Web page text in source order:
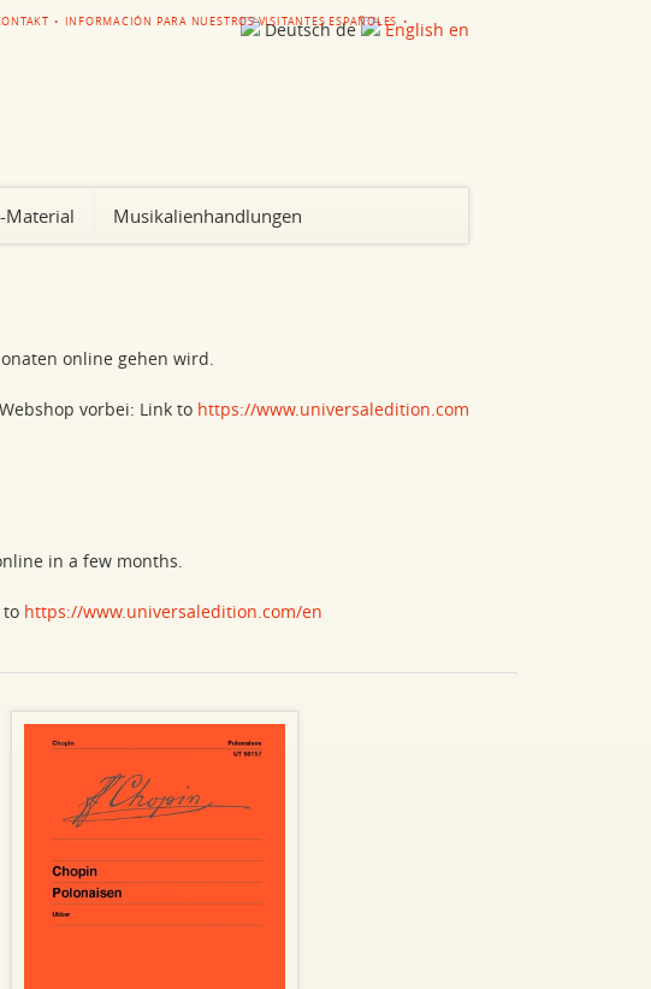
INFORMACIÓN PARA NUESTROS VISITANTES ESPAÑOLES
Deutschde English en
überspringen
Material Musikalienhandlungen
online gehen wird.
vorbei: Link to https://www.universaledition.com
in a few months.
to https://www.universaledition.com/en